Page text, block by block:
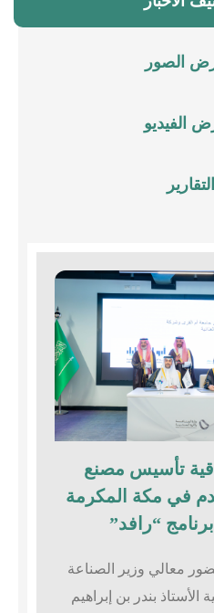
الصور
الفيديو
التقارير
تأسيس مصنع
في مكة المكرمة
“رافد”
معالي وزير الصناعة
الأستاذ بندر بن إبراهيم